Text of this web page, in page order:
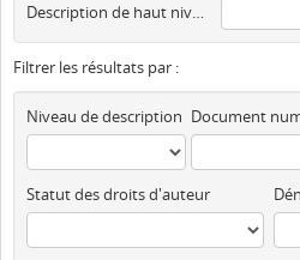
Description de haut niveau
Filtrer les résultats par :
Niveau de description
Statut des droits d'auteur